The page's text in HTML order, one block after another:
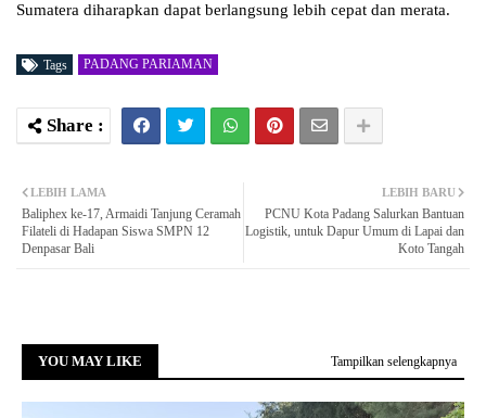
Sumatera diharapkan dapat berlangsung lebih cepat dan merata.
Tags PADANG PARIAMAN
LEBIH BARU
PCNU Kota Padang Salurkan Bantuan
Logistik, untuk Dapur Umum di Lapai dan
Koto Tangah
LEBIH LAMA
Baliphex ke-17, Armaidi Tanjung Ceramah
Filateli di Hadapan Siswa SMPN 12
Denpasar Bali
YOU MAY LIKE Tampilkan selengkapnya